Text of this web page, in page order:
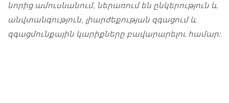
նորից ամուսնանում, ներառում են ընկերություն և
անվտանգություն, լիարժեքության զգացում և
զգացմունքային կարիքները բավարարելու համար: